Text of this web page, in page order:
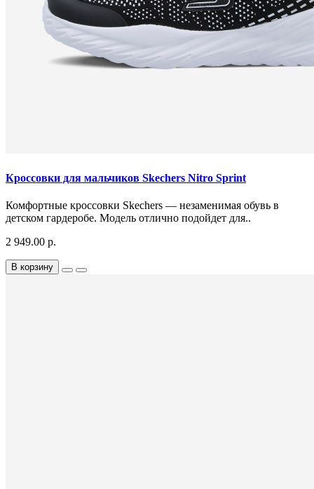
Кроссовки для мальчиков Skechers Nitro Sprint
Комфортные кроссовки Skechers — незаменимая обувь в
детском гардеробе. Модель отлично подойдет для..
2 949.00 р.
В корзину